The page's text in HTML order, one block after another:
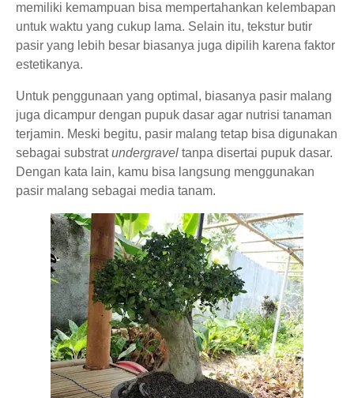
memiliki kemampuan bisa mempertahankan kelembapan
untuk waktu yang cukup lama. Selain itu, tekstur butir
pasir yang lebih besar biasanya juga dipilih karena faktor
estetikanya.
Untuk penggunaan yang optimal, biasanya pasir malang
juga dicampur dengan pupuk dasar agar nutrisi tanaman
terjamin. Meski begitu, pasir malang tetap bisa digunakan
sebagai substratundergravel tanpa disertai pupuk dasar.
Dengan kata lain, kamu bisa langsung menggunakan
pasir malang sebagai media tanam.